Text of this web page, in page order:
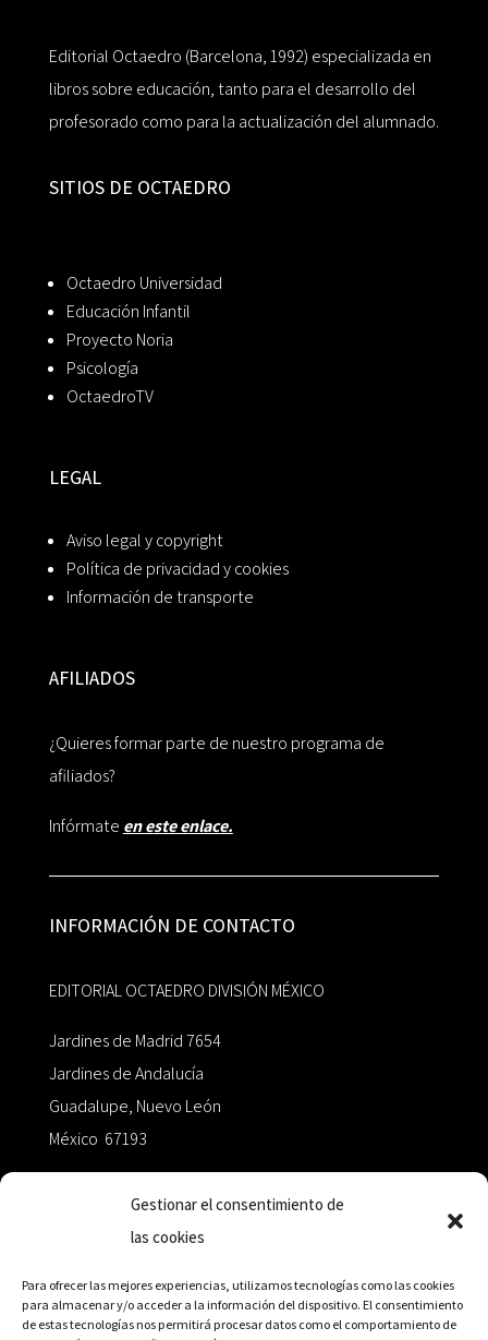
Gestionar el consentimiento de
las cookies
Para ofrecer las mejores experiencias, utilizamos tecnologías como las cookies
para almacenar y/o acceder a la información del dispositivo. El consentimiento
de estas tecnologías nos permitirá procesar datos como el comportamiento de
Editorial Octaedro (Barcelona, 1992) especializada en
libros sobre educación, tanto para el desarrollo del
profesorado como para la actualización del alumnado.
SITIOS DE OCTAEDRO
Octaedro Universidad
Educación Infantil
Proyecto Noria
Psicología
OctaedroTV
LEGAL
Aviso legal y copyright
Política de privacidad y cookies
Información de transporte
AFILIADOS
¿Quieres formar parte de nuestro programa de
afiliados?
Infórmate en este enlace.
INFORMACIÓN DE CONTACTO
EDITORIAL OCTAEDRO DIVISIÓN MÉXICO
Jardines de Madrid 7654
Jardines de Andalucía
Guadalupe, Nuevo León
México 67193
+52 811.499.5638
RED DE DISTRIBUCIÓN